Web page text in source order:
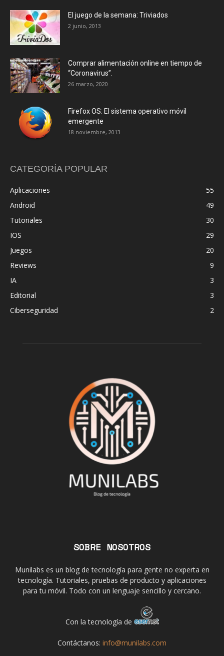
El juego de la semana: Triviados
2 junio, 2013
Comprar alimentación online en tiempo de
“Coronavirus”.
26 marzo, 2020
Firefox OS: El sistema operativo móvil
emergente
18 noviembre, 2013
CATEGORÍA POPULAR
Aplicaciones
55
Android
49
Tutoriales
30
IOS
29
Juegos
20
Reviews
9
IA
3
Editorial
3
Ciberseguridad
2
SOBRE NOSOTROS
Munilabs es un blog de tecnología para gente no experta en
tecnología. Tutoriales, pruebas de producto y aplicaciones
para tu móvil. Todo con un lenguaje sencillo y cercano.
Con la tecnología de
Contáctanos: info@munilabs.com